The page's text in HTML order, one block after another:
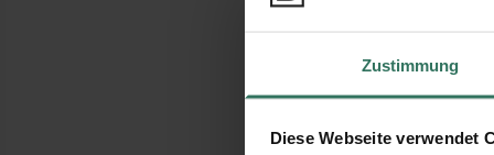
Zustimmung
Diese Webseite verwendet